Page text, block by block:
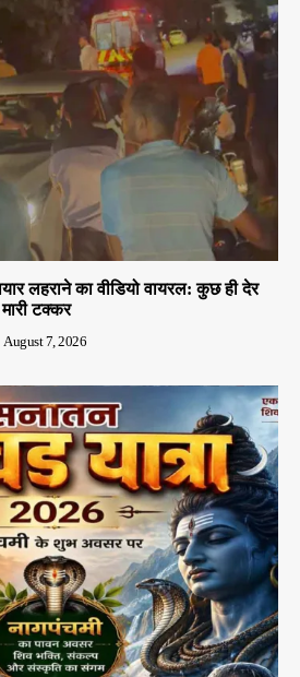
लहराने का वीडियो वायरल: कुछ ही देर
टक्कर
August 7, 2026